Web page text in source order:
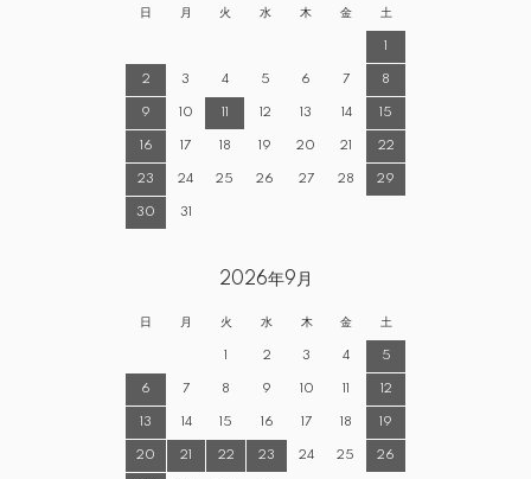
日 月 火 水 木 金 土
1
2 3 4 5 6 7 8
9 10 11 12 13 14 15
16 17 18 19 20 21 22
23 24 25 26 27 28 29
30 31
2026年9月
日 月 火 水 木 金 土
1 2 3 4 5
6 7 8 9 10 11 12
13 14 15 16 17 18 19
20 21 22 23 24 25 26